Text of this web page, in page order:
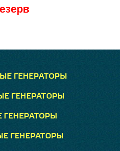
ГЕНЕРАТОРЫ
ГЕНЕРАТОРЫ
ГЕНЕРАТОРЫ
ГЕНЕРАТОРЫ